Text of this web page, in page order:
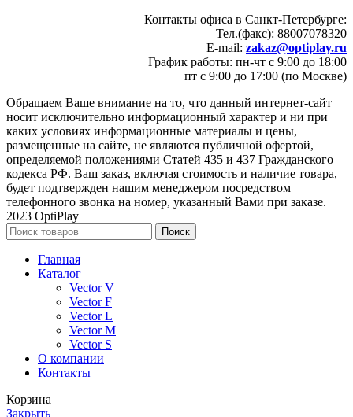
Контакты офиса в Санкт-Петербурге:
Тел.(факс): 88007078320
E-mail: zakaz@optiplay.ru
График работы: пн-чт с 9:00 до 18:00
пт с 9:00 до 17:00 (по Москве)
Обращаем Ваше внимание на то, что данный интернет-сайт
носит исключительно информационный характер и ни при
каких условиях информационные материалы и цены,
размещенные на сайте, не являются публичной офертой,
определяемой положениями Статей 435 и 437 Гражданского
кодекса РФ. Ваш заказ, включая стоимость и наличие товара,
будет подтвержден нашим менеджером посредством
телефонного звонка на номер, указанный Вами при заказе.
2023 OptiPlay
Поиск
Главная
Каталог
Vector V
Vector F
Vector L
Vector M
Vector S
О компании
Контакты
Корзина
Закрыть